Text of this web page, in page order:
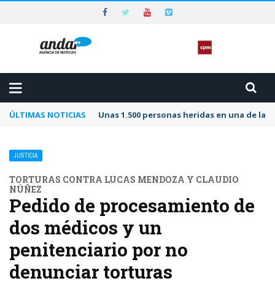
ÚLTIMAS NOTICIAS Unas 1.500 personas heridas en una de
JUSTICIA
TORTURAS CONTRA LUCAS MENDOZA Y CLAUDIO
NÚÑEZ
Pedido de procesamiento de
dos médicos y un
penitenciario por no
denunciar torturas